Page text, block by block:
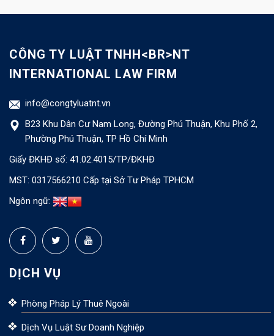
CÔNG TY LUẬT TNHH<BR>NT
INTERNATIONAL LAW FIRM
info@congtyluatnt.vn
B23 Khu Dân Cư Nam Long, Đường Phú Thuận, Khu Phố 2,
Phường Phú Thuận, TP Hồ Chí Minh
Giấy ĐKHĐ số: 41.02.4015/TP/ĐKHĐ
MST: 0317566210 Cấp tại Sở Tư Pháp TPHCM
Ngôn ngữ:
DỊCH VỤ
Phòng Pháp Lý Thuê Ngoài
Dịch Vụ Luật Sư Doanh Nghiệp